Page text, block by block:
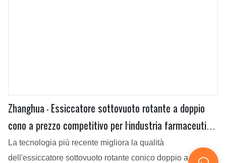
Zhanghua - Essiccatore sottovuoto rotante a doppio
cono a prezzo competitivo per l'industria farmaceutica
Essiccatore sottovuoto rotante a doppio cono
La tecnologia più recente migliora la qualità
dell'essiccatore sottovuoto rotante conico doppio a prezzo